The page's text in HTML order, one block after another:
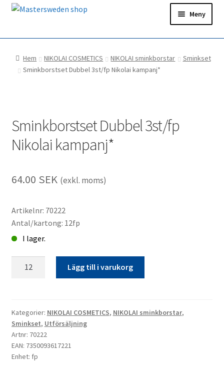
Hoppa
Hoppa
Meny
Hem
Ditt konto
Hem NIKOLAI COSMETICS NIKOLAI sminkborstar
Sminkset
Sminkborstset Dubbel 3st/fp Nikolai kampanj*
Sminkborstset Dubbel 3st/fp
Nikolai kampanj*
64.00 SEK (exkl. moms)
Artikelnr: 70222
Antal/kartong: 12fp
I lager.
kampanj*
mängd
Lägg till i varukorg
Kategorier: NIKOLAI COSMETICS, NIKOLAI sminkborstar,
Sminkset, Utförsäljning
Artnr: 70222
EAN: 7350093617221
Enhet: fp